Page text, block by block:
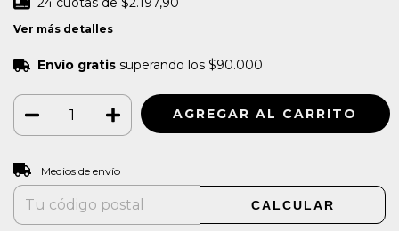
Ver más detalles
Envío gratis superando los $90.000
Entregas para el CP:
Medios de envío
CALCULAR